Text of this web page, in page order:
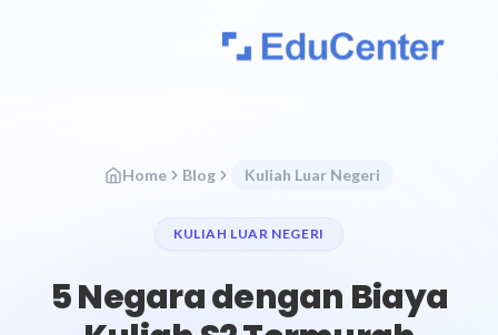
Home Blog Kuliah Luar Negeri
KULIAH LUAR NEGERI
5 Negara dengan Biaya